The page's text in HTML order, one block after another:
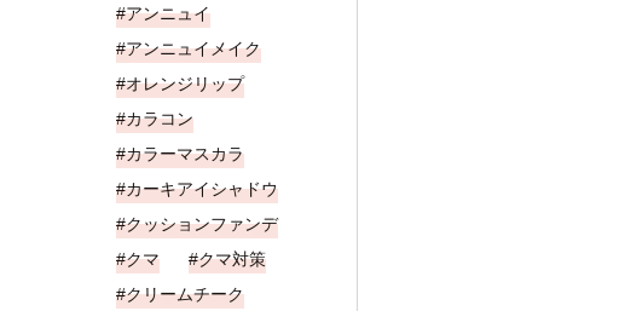
アンニュイ
アンニュイメイク
オレンジリップ
カラコン
カラーマスカラ
カーキアイシャドウ
クッションファンデ
クマ
クマ対策
クリームチーク